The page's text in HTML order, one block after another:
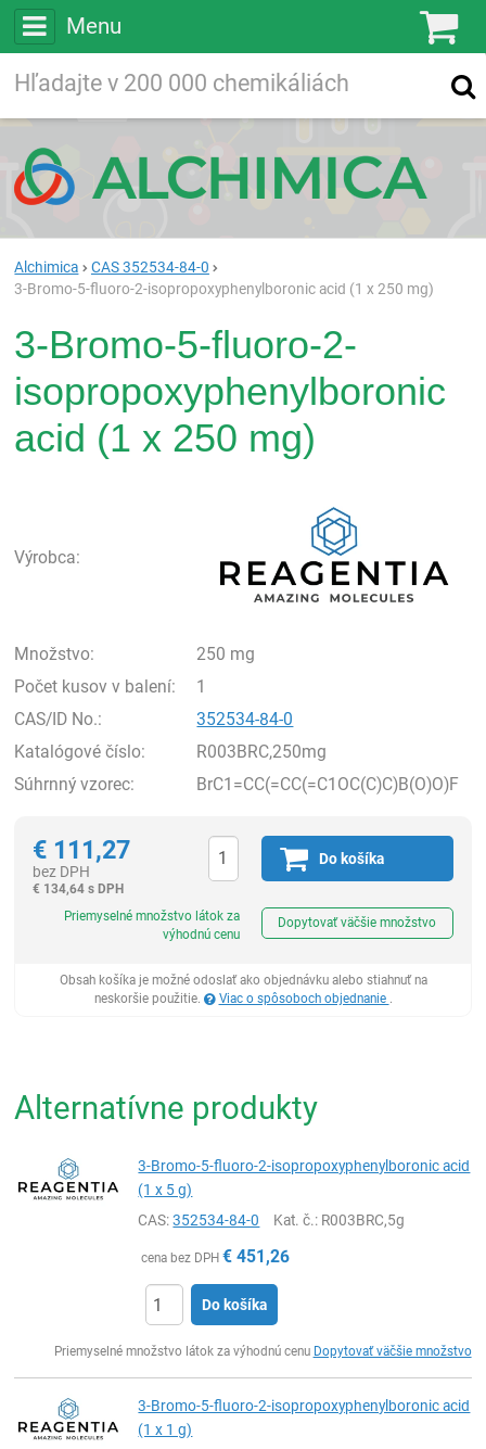
Menu
Vyhľadávanie
Alchimica
CAS 352534-84-0
3-Bromo-5-fluoro-2-isopropoxyphenylboronic acid (1 x 250 mg)
3-Bromo-5-fluoro-2-
isopropoxyphenylboronic
acid (1 x 250 mg)
Výrobca:
Množstvo:
250 mg
Počet kusov v balení:
1
CAS/ID No.:
352534-84-0
Katalógové číslo:
R003BRC,250mg
Súhrnný vzorec:
BrC1=CC(=CC(=C1OC(C)C)B(O)O)F
€ 111,27
bez DPH
€ 134,64 s DPH
Do košíka
Priemyselné množstvo látok za
výhodnú cenu
Dopytovať väčšie množstvo
Obsah košíka je možné odoslať ako objednávku alebo stiahnuť na
neskoršie použitie.
Viac o spôsoboch objednanie .
Alternatívne produkty
3-Bromo-5-fluoro-2-isopropoxyphenylboronic acid
(1 x 5 g)
CAS:352534-84-0 Kat. č.: R003BRC,5g
cena bez DPH € 451,26
Do košíka
Priemyselné množstvo látok za výhodnú cenu Dopytovať väčšie množstvo
3-Bromo-5-fluoro-2-isopropoxyphenylboronic acid
(1 x 1 g)